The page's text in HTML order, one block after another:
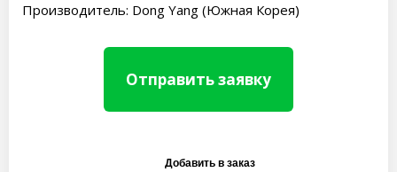
Производитель: Dong Yang (Южная Корея)
Отправить заявку